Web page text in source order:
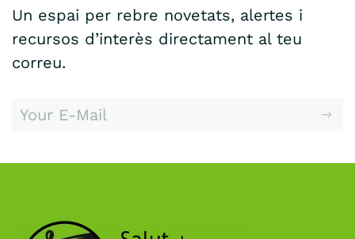
Un espai per rebre novetats, alertes i
recursos d’interès directament al teu
correu.